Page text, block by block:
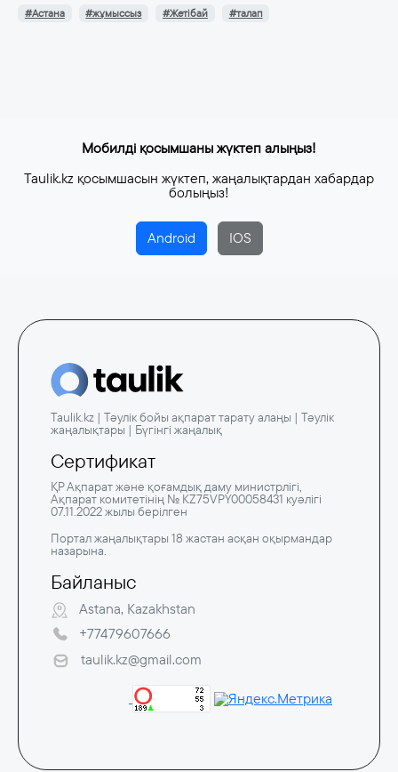
#Астана #жұмыссыз #Жетібай #талап
Мобилді қосымшаны жүктеп алыңыз!
Taulik.kz қосымшасын жүктеп, жаңалықтардан хабардар
болыңыз!
Android IOS
Taulik.kz | Тәулік бойы ақпарат тарату алаңы | Тәулік
жаңалықтары | Бүгінгі жаңалық
Сертификат
ҚР Ақпарат және қоғамдық даму министрлігі,
Ақпарат комитетінің № KZ75VPY00058431 куәлігі
07.11.2022 жылы берілген
Портал жаңалықтары 18 жастан асқан оқырмандар
назарына.
Байланыс
Astana, Kazakhstan
+77479607666
taulik.kz@gmail.com